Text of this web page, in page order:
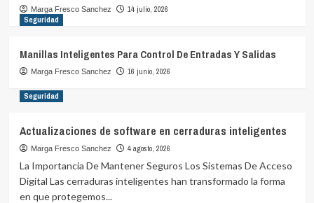
Marga Fresco Sanchez
14 julio, 2026
Seguridad
Manillas Inteligentes Para Control De Entradas Y Salidas
Marga Fresco Sanchez 16 junio, 2026
Seguridad
Actualizaciones de software en cerraduras inteligentes
Marga Fresco Sanchez 4 agosto, 2026
La Importancia De Mantener Seguros Los Sistemas De Acceso
Digital Las cerraduras inteligentes han transformado la forma
en que protegemos...